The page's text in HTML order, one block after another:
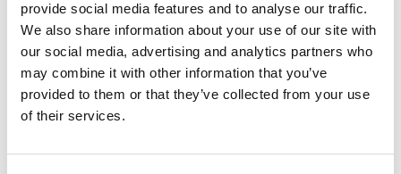
provide social media features and to analyse our traffic.
We also share information about your use of our site with
our social media, advertising and analytics partners who
may combine it with other information that you’ve
provided to them or that they’ve collected from your use
of their services.
コードストラップは、重量物、壊れやすい物、高価な製
品、特殊形状の製品など、標準的ではない貨物輸送のエキ
スパートです。 コードストラップのストラッピング製品
は、手早く容易に作業が可能で、帯鉄などの鉄製品に比べ
安全性が高く、輸送荷物へのダメージも圧倒的に少なくな